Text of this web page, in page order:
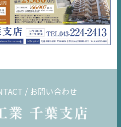
/ お問い合わせ